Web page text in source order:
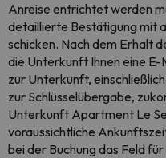
Anreise entrichtet werden
detaillierte Bestätigung mit
schicken. Nach dem Erhalt
die Unterkunft Ihnen eine
zur Unterkunft,
zur Schlüsselübergabe,
Unterkunft Apartment Le
voraussichtliche
bei der Buchung das Feld